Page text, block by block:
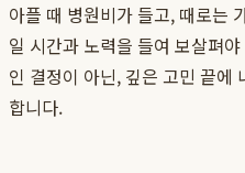
아플 때 병원비가 들고, 때로는
일 시간과 노력을 들여 보살펴
인 결정이 아닌, 깊은 고민 끝에
합니다.